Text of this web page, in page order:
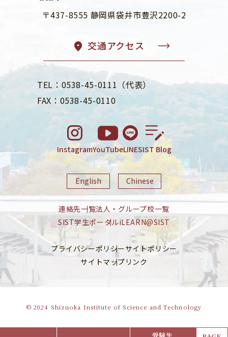
〒437-8555 静岡県袋井市豊沢2200-2
交通アクセス
TEL：0538-45-0111（代表）
FAX：0538-45-0110
InstagramYouTubeLINESIST Blog
English Chinese
連絡先一覧法人・グループ校一覧
SIST学生ポータルiLEARN@SIST
プライバシーポリシーサイトポリシー
サイトマップ リンク
© 2024 Shizuoka Institute of Science and Technology